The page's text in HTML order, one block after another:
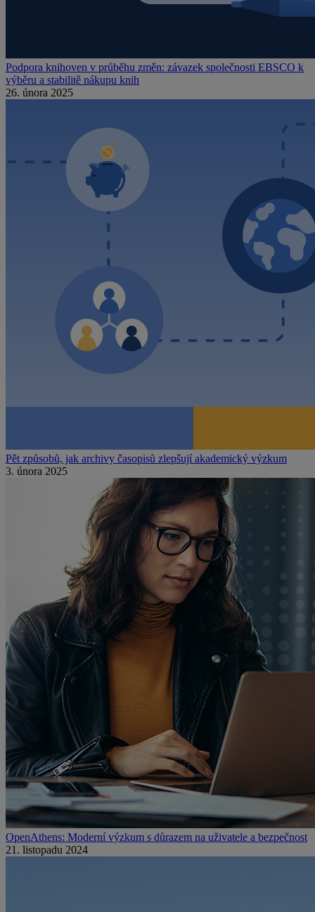
Podpora knihoven v průběhu změn: závazek společnosti EBSCO k
výběru a stabilitě nákupu knih
26. února 2025
Pět způsobů, jak archivy časopisů zlepšují akademický výzkum
3. února 2025
OpenAthens: Moderní výzkum s důrazem na uživatele a bezpečnost
21. listopadu 2024